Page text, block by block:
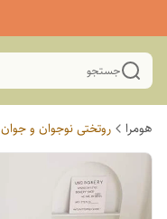
جستجو
هومرا روتختی نوجوان و جوان